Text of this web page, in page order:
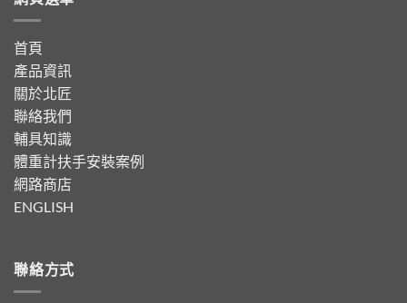
首頁
產品資訊
關於北匠
聯絡我們
輔具知識
體重計扶手安裝案例
網路商店
ENGLISH
聯絡方式